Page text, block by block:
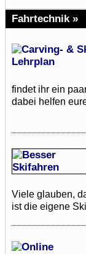
Fahrtechnik »
findet ihr ein
dabei helfen
Viele glauben,
ist die eigene